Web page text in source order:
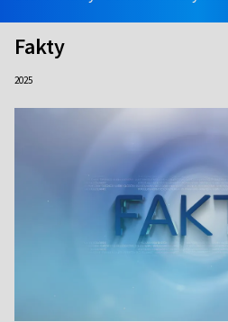
Fakty
2025